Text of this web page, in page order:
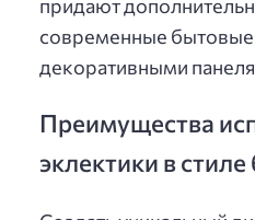
придают
современные бытовые
декоративными
Преимущества
эклектики в